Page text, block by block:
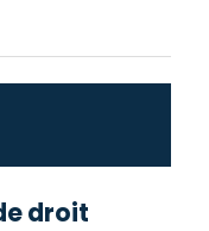
droit